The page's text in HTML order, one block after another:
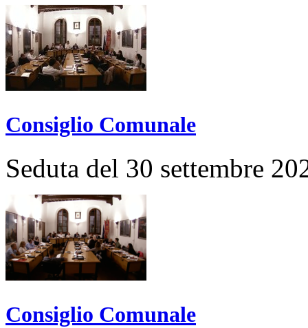
Consiglio Comunale
Seduta del 30 settembre
Consiglio Comunale